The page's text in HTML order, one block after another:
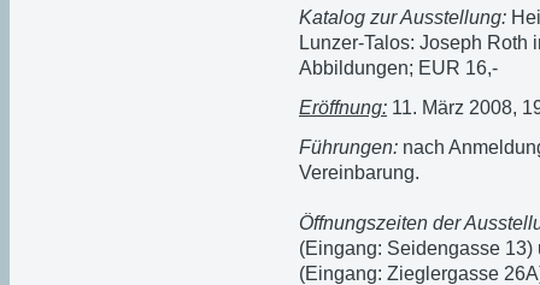
Katalog zur Ausstellung:
Lunzer-Talos: Joseph Roth
Abbildungen; EUR 16,-
Eröffnung: 11. März 2008,
Führungen: nach
Vereinbarung.
Öffnungszeiten der
(Eingang: Seidengasse
(Eingang: Zieglergasse